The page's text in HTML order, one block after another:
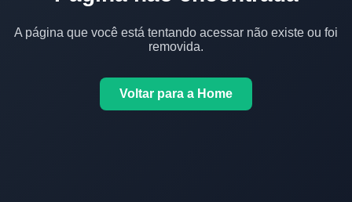
A página que você está tentando acessar não existe ou foi
removida.
Voltar para a Home